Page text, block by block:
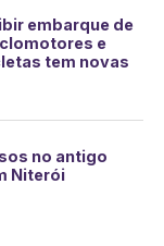
embarque de
e
tem novas
no antigo
Niterói